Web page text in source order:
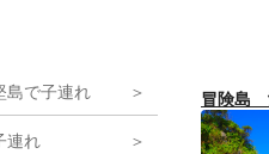
冒険島
島で子連れ
連れ